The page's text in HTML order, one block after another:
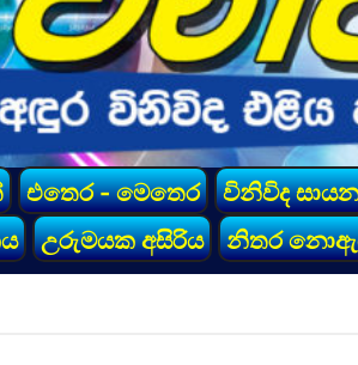
එතෙර - මෙතෙර විනිවිද
උරුමයක අසිරිය නිතර